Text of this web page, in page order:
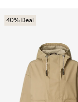
40% Deal